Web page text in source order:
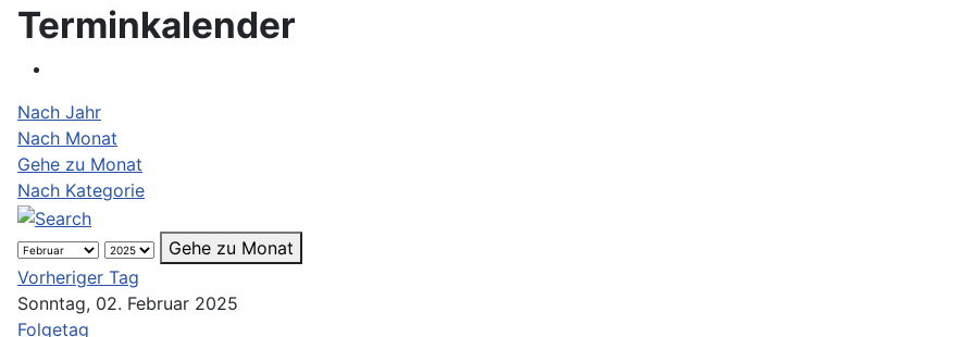
Terminkalender
Nach Jahr
Nach Monat
Gehe zu Monat
Nach Kategorie
Gehe zu Monat
Vorheriger Tag
Sonntag, 02. Februar 2025
Folgetag